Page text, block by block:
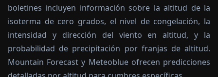
boletines incluyen información sobre la altitud de la
isoterma de cero grados, el nivel de congelación, la
intensidad y dirección del viento en altitud, y la
probabilidad de precipitación por franjas de altitud.
Mountain Forecast y Meteoblue ofrecen predicciones